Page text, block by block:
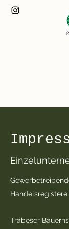
Träbeser